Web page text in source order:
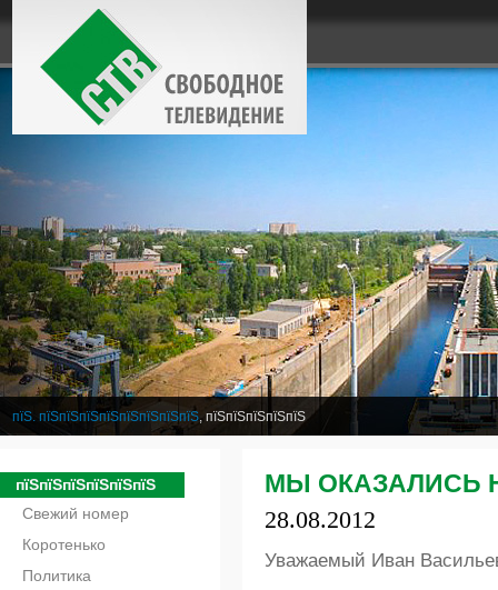
пїЅ. пїЅпїЅпїЅпїЅпїЅпїЅпїЅпїЅ, пїЅпїЅпїЅпїЅпїЅ
пїЅпїЅпїЅпїЅпїЅпїЅ
Свежий номер
Коротенько
Политика
МЫ ОКАЗАЛИСЬ
28.08.2012
Уважаемый Иван